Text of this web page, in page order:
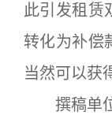
此引发租赁
转化为补偿
当然可以获
撰稿单位